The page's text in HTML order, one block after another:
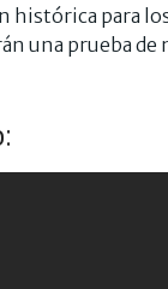
histórica para
una prueba de